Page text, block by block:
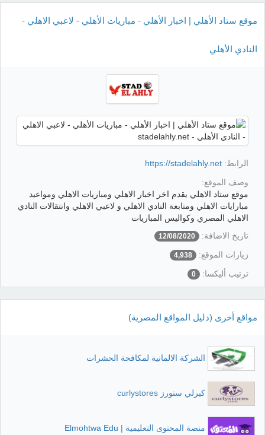
موقع ستاد الأهلي | اخبار الأهلي - مباريات الأهلي - لاعبي الاهلي -
النادي الأهلي
الرابط: https://stadelahly.net
وصف الموقع:
موقع ستاد الاهلي يقدم اخر اخبار الاهلي ومباريات الاهلي ومواعيد
مبارايات الاهلي ومتابعة النادي الاهلي و لاعبي الاهلي وانتقالات النادي
الاهلي المصري وكواليس المباريات
تاريخ الاضافة:
12/08/2020
زيارات الموقع: 4,938
ترتيب أليكسا: 0
مواقع أخرى (دليل المواقع المصرية)
الشركة الالمانية لمكافحة الحشرات
كيرلي ستورز curlystores
منصة المحتوى التعليمية | Elmohtwa Edu